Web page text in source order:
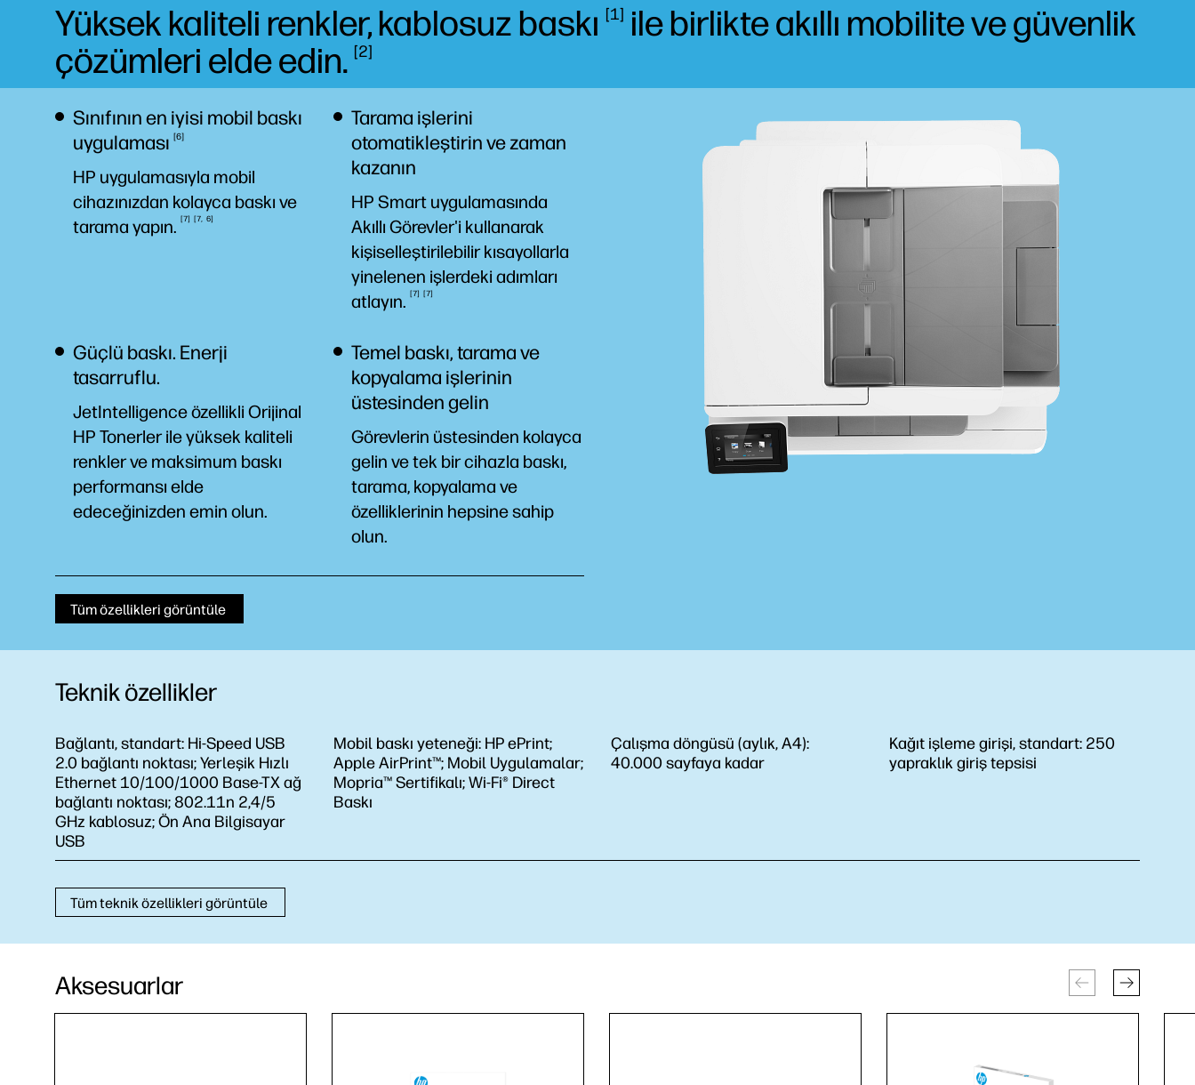
Yüksek kaliteli renkler, kablosuzbaskı 1
ile birlikte akıllı mobilite ve güvenlik
çözümleri eldeedin. 2
Sınıfının en iyisi mobil baskı
uygulaması
6
HP uygulamasıyla mobil
cihazınızdan kolayca baskı ve
tarama yapın. 7 7 6
Tarama işlerini
otomatikleştirin ve zaman
kazanın
HP Smart uygulamasında
Akıllı Görevler'i kullanarak
kişiselleştirilebilir kısayollarla
yinelenen işlerdeki adımları
atlayın.
7 7
Güçlü baskı. Enerji
tasarruflu.
JetIntelligence özellikli Orijinal
HP Tonerler ile yüksek kaliteli
renkler ve maksimum baskı
performansı elde
edeceğinizden emin olun.
Temel baskı, tarama ve
kopyalama işlerinin
üstesinden gelin
Görevlerin üstesinden kolayca
gelin ve tek bir cihazla baskı,
tarama, kopyalama ve
özelliklerinin hepsine sahip
olun.
Tüm özellikleri görüntüle
Teknik özellikler
Bağlantı, standart: Hi-Speed USB
2.0 bağlantı noktası; Yerleşik Hızlı
Ethernet 10/100/1000 Base-TX ağ
bağlantı noktası; 802.11n 2,4/5
GHz kablosuz; Ön Ana Bilgisayar
USB
Mobil baskı yeteneği: HP ePrint;
Apple AirPrint™; Mobil Uygulamalar;
Mopria™ Sertifikalı; Wi-Fi® Direct
Baskı
Çalışma döngüsü (aylık, A4):
40.000 sayfaya kadar
Kağıt işleme girişi, standart: 250
yapraklık giriş tepsisi
Tüm teknik özellikleri görüntüle
Aksesuarlar